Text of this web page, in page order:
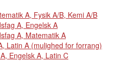
A, Fysik A/B, Kemi A/B
A, Engelsk A
A, Matematik A
Latin A (mulighed for forrang)
Engelsk A, Latin C